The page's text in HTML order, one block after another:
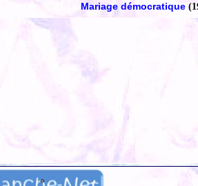
Mariage démocratique